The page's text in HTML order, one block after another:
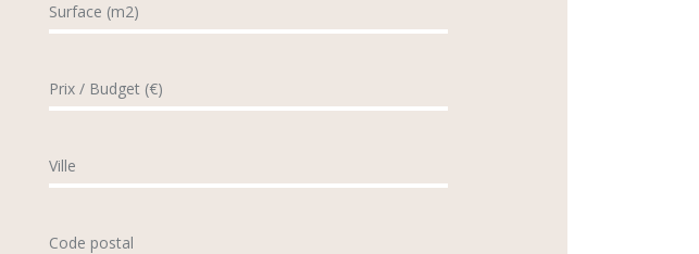
Surface (m2)
Prix / Budget (€)
Ville
Code postal